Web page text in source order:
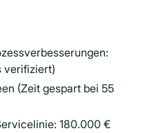
verifiziert)
(Zeit gespart bei 55
180.000 €